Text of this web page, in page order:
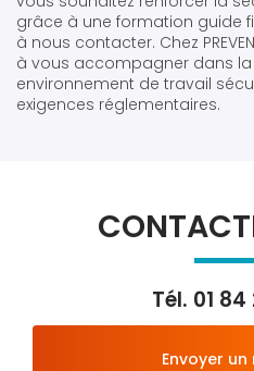
grâce à une formation guide
à nous contacter. Chez
à vous accompagner dans
environnement de travail
exigences réglementaires.
Tél. 01 84
Envoyer